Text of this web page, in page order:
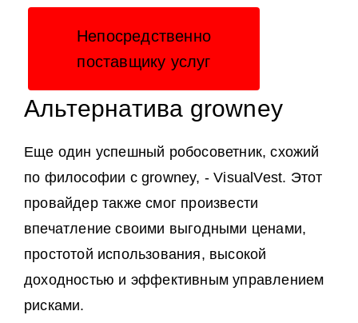
Непосредственно
поставщику услуг
Альтернатива growney
Еще один успешный робосоветник, схожий
по философии с growney, - VisualVest. Этот
провайдер также смог произвести
впечатление своими выгодными ценами,
простотой использования, высокой
доходностью и эффективным управлением
рисками.